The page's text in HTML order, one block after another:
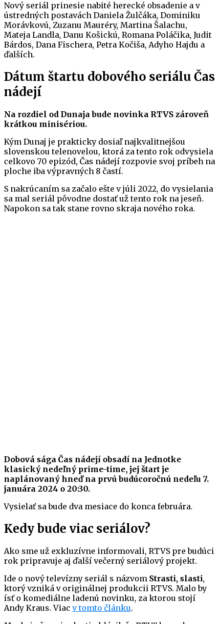
Nový seriál prinesie nabité herecké obsadenie a v
ústredných postavách Daniela Žulčáka, Dominiku
Morávkovú, Zuzanu Mauréry, Martina Šalachu,
Mateja Landla, Danu Košickú, Romana Poláčika, Judit
Bárdos, Dana Fischera, Petra Kočiša, Adyho Hajdu a
ďalších.
Dátum štartu dobového seriálu Čas
nádejí
Na rozdiel od Dunaja bude novinka RTVS zároveň
krátkou minisériou.
Kým Dunaj je prakticky dosiaľ najkvalitnejšou
slovenskou telenovelou, ktorá za tento rok odvysiela
celkovo 70 epizód, Čas nádejí rozpovie svoj príbeh na
ploche iba výpravných 8 častí.
S nakrúcaním sa začalo ešte v júli 2022, do vysielania
sa mal seriál pôvodne dostať už tento rok na jeseň.
Napokon sa tak stane rovno skraja nového roka.
Dobová sága Čas nádejí obsadí na Jednotke
klasický nedeľný prime-time, jej štart je
naplánovaný hneď na prvú budúcoročnú nedeľu 7.
januára 2024 o 20:30.
Vysielať sa bude dva mesiace do konca februára.
Kedy bude viac seriálov?
Ako sme už exkluzívne informovali, RTVS pre budúci
rok pripravuje aj ďalší večerný seriálový projekt.
Ide o nový televízny seriál s názvom Strasti, slasti,
ktorý vzniká v originálnej produkcii RTVS. Malo by
ísť o komediálne ladenú novinku, za ktorou stojí
Andy Kraus. Viac v tomto článku.